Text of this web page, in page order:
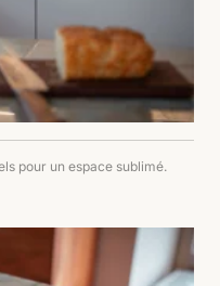
pour un espace sublimé.